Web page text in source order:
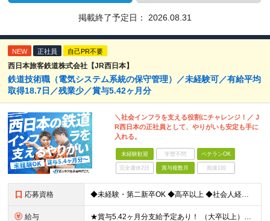
掲載終了予定日： 2026.08.31
NEW 正社員 自己PR不要
西日本旅客鉄道株式会社【JR西日本】
鉄道技術職（電気システム系統の保守管理）／未経験可／有給平均
取得18.7日／残業少／賞与5.42ヶ月分
＼社会インフラを支える役割にチャレンジ！／ J
R西日本の正社員として、やりがいも安定も手に
入れる。
未経験歓迎 学歴不問 ベテランOK
完全週休2日 賞与複数月 面接1回
応募資格 ◆未経験・第二新卒OK ◆高卒以上 ◆社会人経験（就労経験）がある方 └業界・ポジション・年数不問 〈20～30代の社員が多数活躍中！〉 若手からベテランまで、さまざまな方が在籍。 前職経験を活かし
給与 ★賞与5.42ヶ月分支給予定あり！ （大卒以上）月給24万1,692円～39万5,780円＋各種手当＋賞与2回 （高卒以上）月給22万2,662円～39万5,780円＋各種手当＋賞与2回 ※上記は